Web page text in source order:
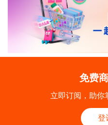
免费
立即订阅，助你
登